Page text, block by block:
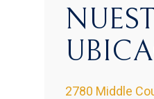
2780 Middle